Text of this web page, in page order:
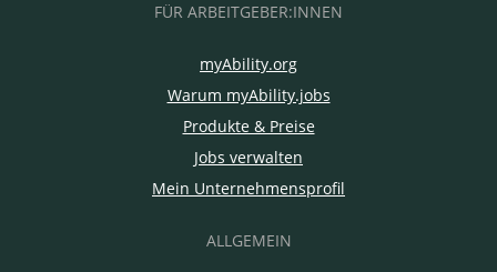
FÜR ARBEITGEBER:INNEN
myAbility.org
Warum myAbility.jobs
Produkte & Preise
Jobs verwalten
Mein Unternehmensprofil
ALLGEMEIN